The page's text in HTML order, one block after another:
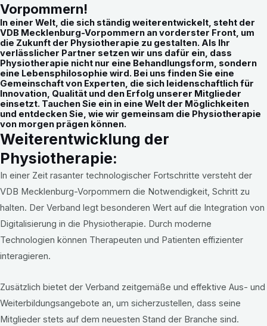
Vorpommern!
In einer Welt, die sich ständig weiterentwickelt, steht der
VDB Mecklenburg-Vorpommern an vorderster Front, um
die Zukunft der Physiotherapie zu gestalten. Als Ihr
verlässlicher Partner setzen wir uns dafür ein, dass
Physiotherapie nicht nur eine Behandlungsform, sondern
eine Lebensphilosophie wird. Bei uns finden Sie eine
Gemeinschaft von Experten, die sich leidenschaftlich für
Innovation, Qualität und den Erfolg unserer Mitglieder
einsetzt. Tauchen Sie ein in eine Welt der Möglichkeiten
und entdecken Sie, wie wir gemeinsam die Physiotherapie
von morgen prägen können.
Weiterentwicklung der
Physiotherapie:
In einer Zeit rasanter technologischer Fortschritte versteht der
VDB Mecklenburg-Vorpommern die Notwendigkeit, Schritt zu
halten. Der Verband legt besonderen Wert auf die Integration von
Digitalisierung in die Physiotherapie. Durch moderne
Technologien können Therapeuten und Patienten effizienter
interagieren.
Zusätzlich bietet der Verband zeitgemäße und effektive Aus- und
Weiterbildungsangebote an, um sicherzustellen, dass seine
Mitglieder stets auf dem neuesten Stand der Branche sind.